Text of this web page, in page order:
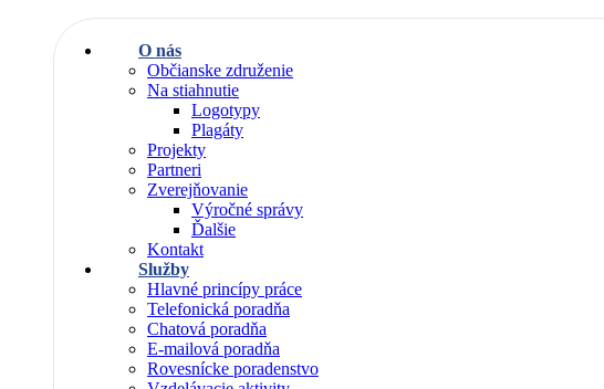
O nás
Občianske združenie
Na stiahnutie
Logotypy
Plagáty
Projekty
Partneri
Zverejňovanie
Výročné správy
Ďalšie
Kontakt
Služby
Hlavné princípy práce
Telefonická poradňa
Chatová poradňa
E-mailová poradňa
Rovesnícke poradenstvo